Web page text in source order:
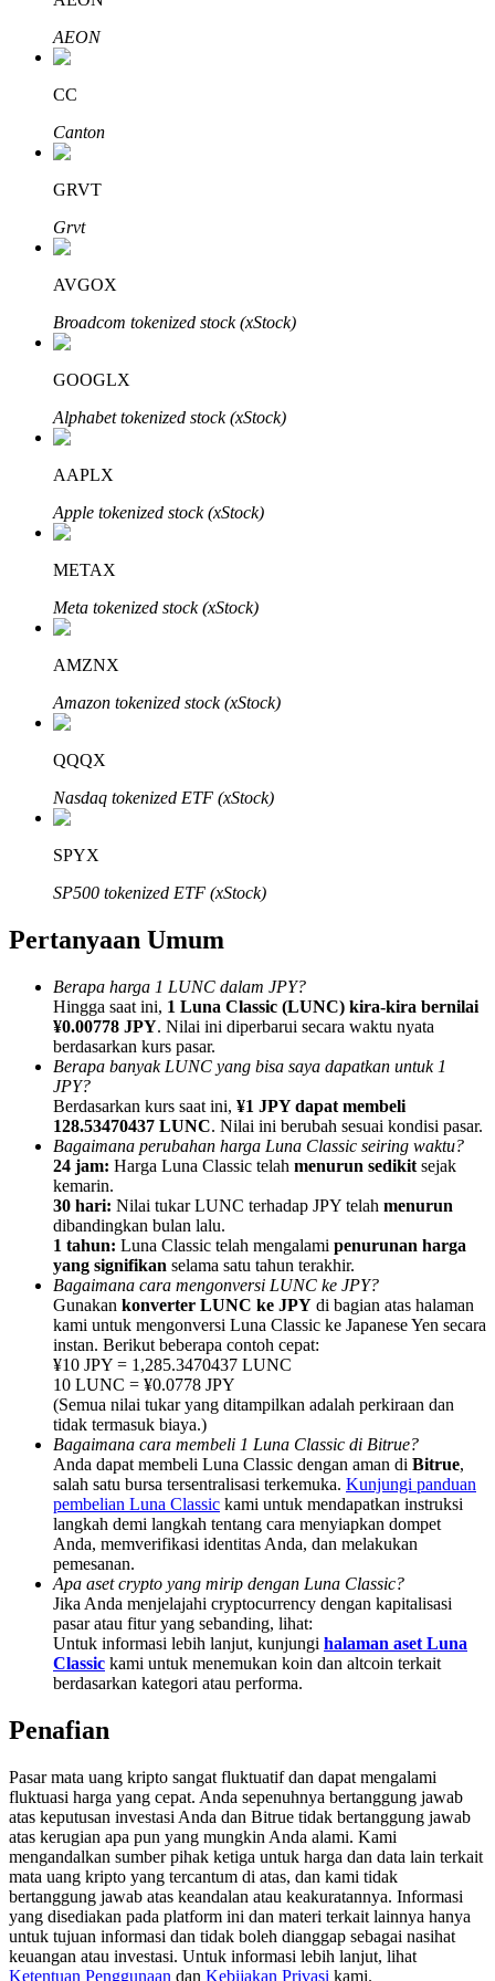
Investasi Otomatis
Raih keuntungan jangka panjang dan kepentingan fleksibel
Bitrue
Mitra Bitrue
Afiliasi Bitrue
Hingga 65% Komisi!
Referensi
Undang teman untuk mendapatkan imbalan tunai
Deposit CASHCAT & Win
Deposit CASHCAT & Win
Share 500000 CASHCAT prize pool
Exclusive for BitMart Users
Register & Trade to Win 500,000 USDT
Precious Metals Trading Carnival
USDT New User Exclusive 10% APR
USDT Flexible Staking | Daily Rewards
AEON
CC
Canton
GRVT
Grvt
AVGOX
Broadcom tokenized stock (xStock)
GOOGLX
Alphabet tokenized stock (xStock)
AAPLX
Apple tokenized stock (xStock)
METAX
Meta tokenized stock (xStock)
AMZNX
Amazon tokenized stock (xStock)
QQQX
Nasdaq tokenized ETF (xStock)
SPYX
SP500 tokenized ETF (xStock)
Pertanyaan Umum
Berapa harga 1 LUNC dalam JPY?
Hingga saat ini, 1 Luna Classic (LUNC) kira-kira bernilai
¥0.00778 JPY. Nilai ini diperbarui secara waktu nyata
berdasarkan kurs pasar.
Berapa banyak LUNC yang bisa saya dapatkan untuk 1
JPY?
Berdasarkan kurs saat ini, ¥1 JPY dapat membeli
128.53470437 LUNC. Nilai ini berubah sesuai kondisi pasar.
Bagaimana perubahan harga Luna Classic seiring waktu?
24 jam: Harga Luna Classic telah menurun sedikit sejak
kemarin.
30 hari: Nilai tukar LUNC terhadap JPY telah menurun
dibandingkan bulan lalu.
1 tahun: Luna Classic telah mengalami penurunan harga
yang signifikan selama satu tahun terakhir.
Bagaimana cara mengonversi LUNC ke JPY?
Gunakan konverter LUNC ke JPY di bagian atas halaman
kami untuk mengonversi Luna Classic ke Japanese Yen secara
instan. Berikut beberapa contoh cepat:
¥10 JPY = 1,285.3470437 LUNC
10 LUNC = ¥0.0778 JPY
(Semua nilai tukar yang ditampilkan adalah perkiraan dan
tidak termasuk biaya.)
Bagaimana cara membeli 1 Luna Classic di Bitrue?
Anda dapat membeli Luna Classic dengan aman di Bitrue,
salah satu bursa tersentralisasi terkemuka. Kunjungi panduan
pembelian Luna Classic kami untuk mendapatkan instruksi
langkah demi langkah tentang cara menyiapkan dompet
Anda, memverifikasi identitas Anda, dan melakukan
pemesanan.
Apa aset crypto yang mirip dengan Luna Classic?
Jika Anda menjelajahi cryptocurrency dengan kapitalisasi
pasar atau fitur yang sebanding, lihat:
Untuk informasi lebih lanjut, kunjungi halaman aset Luna
Classic kami untuk menemukan koin dan altcoin terkait
berdasarkan kategori atau performa.
Penafian
Pasar mata uang kripto sangat fluktuatif dan dapat mengalami
fluktuasi harga yang cepat. Anda sepenuhnya bertanggung jawab
atas keputusan investasi Anda dan Bitrue tidak bertanggung jawab
atas kerugian apa pun yang mungkin Anda alami. Kami
mengandalkan sumber pihak ketiga untuk harga dan data lain terkait
mata uang kripto yang tercantum di atas, dan kami tidak
bertanggung jawab atas keandalan atau keakuratannya. Informasi
yang disediakan pada platform ini dan materi terkait lainnya hanya
untuk tujuan informasi dan tidak boleh dianggap sebagai nasihat
keuangan atau investasi. Untuk informasi lebih lanjut, lihat
Ketentuan Penggunaan dan Kebijakan Privasi kami.